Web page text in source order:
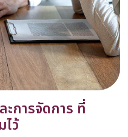
การจัดการ ที่
ว้